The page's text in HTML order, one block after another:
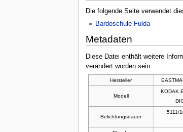
Die folgende Seite verwendet
Bardoschule Fulda
Metadaten
Diese Datei enthält weitere
verändert worden sein.
Hersteller
Modell
KODAK
Belichtungsdauer
5111/